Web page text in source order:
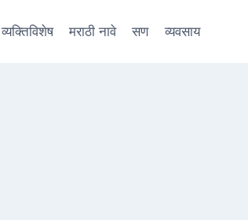
व्यक्तिविशेष मराठी नावे सण व्यवसाय